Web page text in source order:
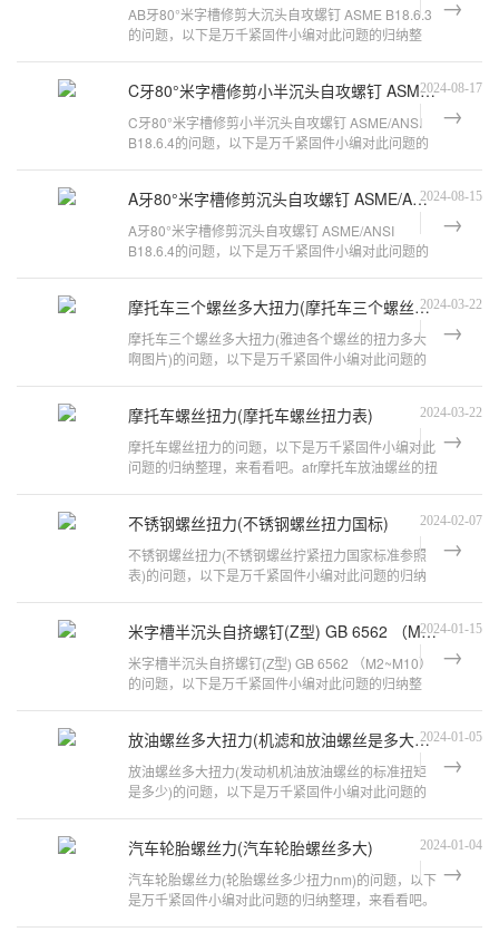
AB牙80°米字槽修剪大沉头自攻螺钉 ASME B18.6.3
的问题，以下是万千紧固件小编对此问题的归纳整
C牙80°米字槽修剪小半沉头自攻螺钉 ASME/ANSI B18.6.4
2024-08-17
C牙80°米字槽修剪小半沉头自攻螺钉 ASME/ANSI
B18.6.4的问题，以下是万千紧固件小编对此问题的
A牙80°米字槽修剪沉头自攻螺钉 ASME/ANSI B18.6.42024-08-15
A牙80°米字槽修剪沉头自攻螺钉 ASME/ANSI
B18.6.4的问题，以下是万千紧固件小编对此问题的
摩托车三个螺丝多大扭力(摩托车三个螺丝多大扭力的)
2024-03-22
摩托车三个螺丝多大扭力(雅迪各个螺丝的扭力多大
啊图片)的问题，以下是万千紧固件小编对此问题的
摩托车螺丝扭力(摩托车螺丝扭力表) 2024-03-22
摩托车螺丝扭力的问题，以下是万千紧固件小编对此
问题的归纳整理，来看看吧。afr摩托车放油螺丝的扭
不锈钢螺丝扭力(不锈钢螺丝扭力国标) 2024-02-07
不锈钢螺丝扭力(不锈钢螺丝拧紧扭力国家标准参照
表)的问题，以下是万千紧固件小编对此问题的归纳
米字槽半沉头自挤螺钉(Z型) GB 6562 （M2~M10）
2024-01-15
米字槽半沉头自挤螺钉(Z型) GB 6562 （M2~M10）
的问题，以下是万千紧固件小编对此问题的归纳整
放油螺丝多大扭力(机滤和放油螺丝是多大扭力的啊)
2024-01-05
放油螺丝多大扭力(发动机机油放油螺丝的标准扭矩
是多少)的问题，以下是万千紧固件小编对此问题的
汽车轮胎螺丝力(汽车轮胎螺丝多大) 2024-01-04
汽车轮胎螺丝力(轮胎螺丝多少扭力nm)的问题，以下
是万千紧固件小编对此问题的归纳整理，来看看吧。